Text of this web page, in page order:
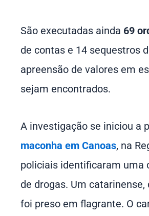
São executadas ainda 69
de contas e 14 sequestros
apreensão de valores em
sejam encontrados.
A investigação se iniciou a
maconha em Canoas, na
policiais identificaram uma
de drogas. Um
foi preso em flagrante. O